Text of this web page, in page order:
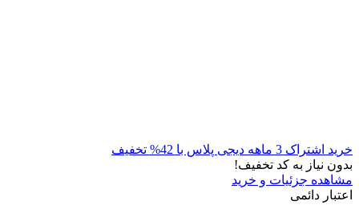
خرید اشتراک 3 ماهه دیجی پلاس با 42% تخفیف
بدون نیاز به کد تخفیف!
مشاهده جزئیات و خرید
اعتبار دائمی